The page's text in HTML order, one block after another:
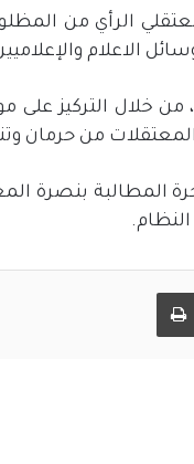
الرأي من
الاعلام
خلال التركيز على
من حرمان
المطالبة بنصرة
البريد طباعة